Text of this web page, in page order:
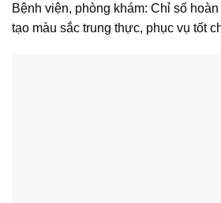
Bệnh viện, phòng khám: Chỉ số
tạo màu sắc trung thực, phục vụ tốt